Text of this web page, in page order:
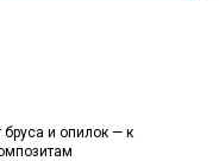
и опилок — к